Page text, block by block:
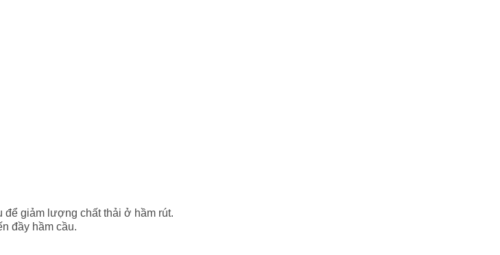
để giảm lượng chất thải ở hầm rút.
đầy hầm cầu.